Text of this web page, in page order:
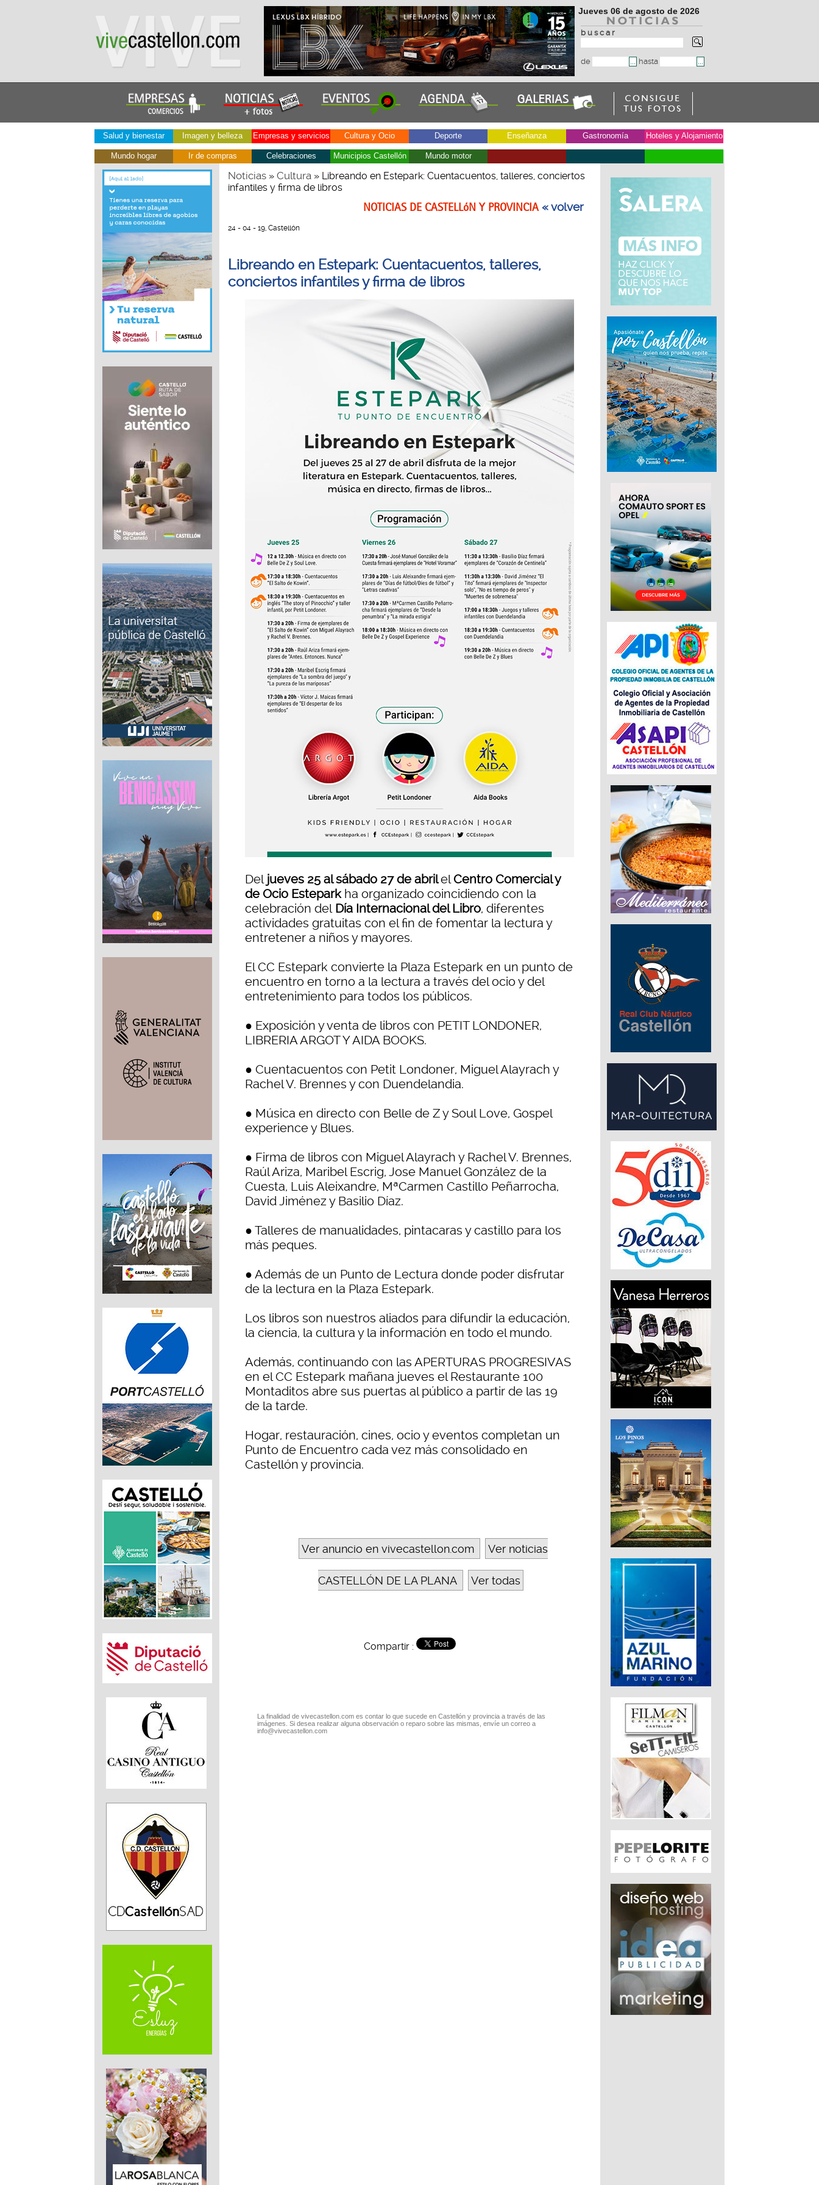
Jueves 06 de agosto de 2026
b u s c a r
de hasta
Salud y bienestar Imagen y belleza Empresas y servicios Cultura y Ocio Deporte Enseñanza Gastronomía Hoteles y Alojamiento
Mundo hogar Ir de compras Celebraciones Municipios Castellón Mundo motor
Noticias» Cultura» Libreando en Estepark: Cuentacuentos, talleres, conciertos
infantiles y firma de libros
NOTICIAS DE CASTELLóN Y PROVINCIA« volver
24 - 04 - 19, Castellón
Libreando en Estepark: Cuentacuentos, talleres,
conciertos infantiles y firma de libros
Deljueves 25 al sábado 27 de abrilelCentro Comercial y
de Ocio Estepark ha organizado coincidiendo con la
celebración delDía Internacional del Libro, diferentes
actividades gratuitas con el fin de fomentar la lectura y
entretener a niños y mayores.
El CC Estepark convierte la Plaza Estepark en un punto de
encuentro en torno a la lectura a través del ocio y del
entretenimiento para todos los públicos.
● Exposición y venta de libros con PETIT LONDONER,
LIBRERIA ARGOT Y AIDA BOOKS.
● Cuentacuentos con Petit Londoner, Miguel Alayrach y
Rachel V. Brennes y con Duendelandia.
● Música en directo con Belle de Z y Soul Love, Gospel
experience y Blues.
● Firma de libros con Miguel Alayrach y Rachel V. Brennes,
Raúl Ariza, Maribel Escrig, Jose Manuel González de la
Cuesta, Luis Aleixandre, MªCarmen Castillo Peñarrocha,
David Jiménez y Basilio Díaz.
● Talleres de manualidades, pintacaras y castillo para los
más peques.
● Además de un Punto de Lectura donde poder disfrutar
de la lectura en la Plaza Estepark.
Los libros son nuestros aliados para difundir la educación,
la ciencia, la cultura y la información en todo el mundo.
Además, continuando con las APERTURAS PROGRESIVAS
en el CC Estepark mañana jueves el Restaurante 100
Montaditos abre sus puertas al público a partir de las 19
de la tarde.
Hogar, restauración, cines, ocio y eventos completan un
Punto de Encuentro cada vez más consolidado en
Castellón y provincia.
Ver anuncio en vivecastellon.com Ver noticias
CASTELLÓN DE LA PLANA Ver todas
Compartir :
La finalidad de vivecastellon.com es contar lo que sucede en Castellón y provincia a través de las
imágenes. Si desea realizar alguna observación o reparo sobre las mismas, envíe un correo a
info@vivecastellon.com